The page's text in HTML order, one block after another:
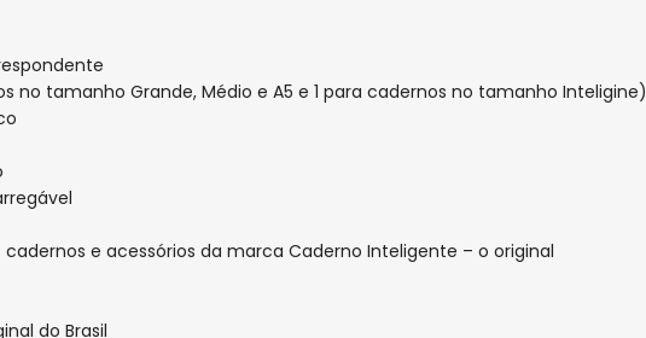
no tamanho Grande, Médio e A5 e 1 para cadernos no tamanho Inteligine)
e acessórios da marca Caderno Inteligente – o original
do Brasil